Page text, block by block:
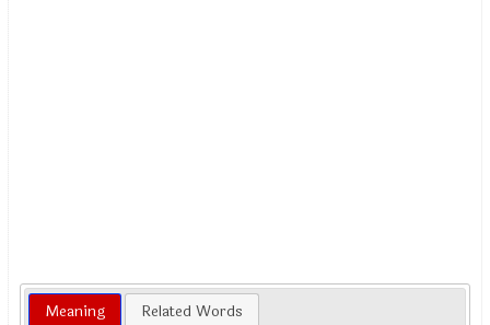
Meaning Related Words